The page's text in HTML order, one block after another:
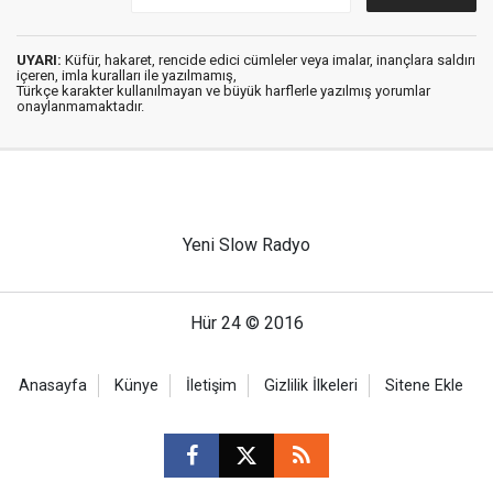
UYARI: Küfür, hakaret, rencide edici cümleler veya imalar, inançlara saldırı
içeren, imla kuralları ile yazılmamış,
Türkçe karakter kullanılmayan ve büyük harflerle yazılmış yorumlar
onaylanmamaktadır.
Yeni Slow Radyo
Hür 24 © 2016
Anasayfa Künye İletişim Gizlilik İlkeleri Sitene Ekle